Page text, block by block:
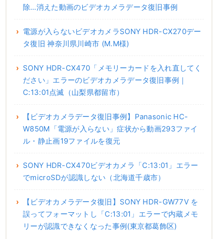
除…消えた動画のビデオカメラデータ復旧事例
電源が入らないビデオカメラSONY HDR-CX270デー
タ復旧 神奈川県川崎市 (M.M様)
SONY HDR-CX470「メモリーカードを入れ直してく
ださい」エラーのビデオカメラデータ復旧事例｜
C:13:01点滅（山梨県都留市）
【ビデオカメラデータ復旧事例】Panasonic HC-
W850M「電源が入らない」症状から動画293ファイ
ル・静止画19ファイルを復元
SONY HDR-CX470ビデオカメラ「C:13:01」エラー
でmicroSDが認識しない（北海道千歳市）
【ビデオカメラデータ復旧】SONY HDR-GW77V を
誤ってフォーマットし「C:13:01」エラーで内蔵メモ
リーが認識できなくなった事例(東京都葛飾区)